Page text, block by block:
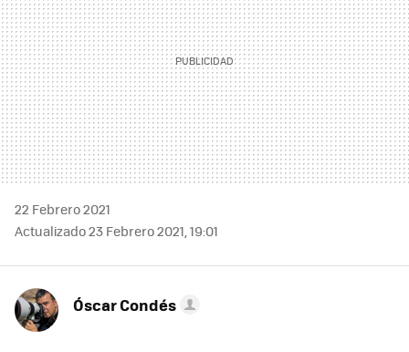
22 Febrero 2021
Actualizado 23 Febrero 2021, 19:01
Óscar Condés